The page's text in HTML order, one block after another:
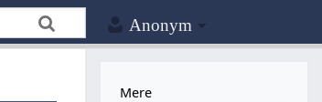
Anonym
Mere